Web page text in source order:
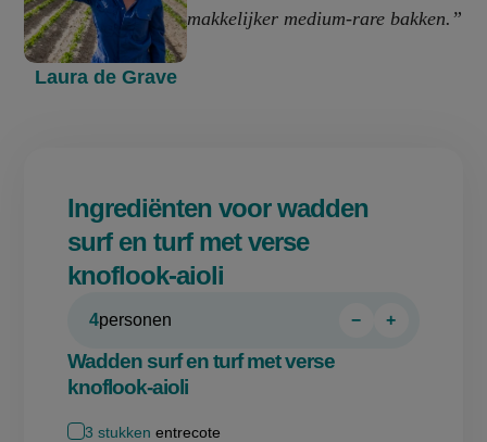
Laura de Grave
makkelijker medium-rare bakken.”
Ingrediënten voor wadden
surf en turf met verse
knoflook-aioli
4personen
Persoon
−
Persoon
+
Wadden surf en turf met verse
knoflook-aioli
3 stukken entrecote